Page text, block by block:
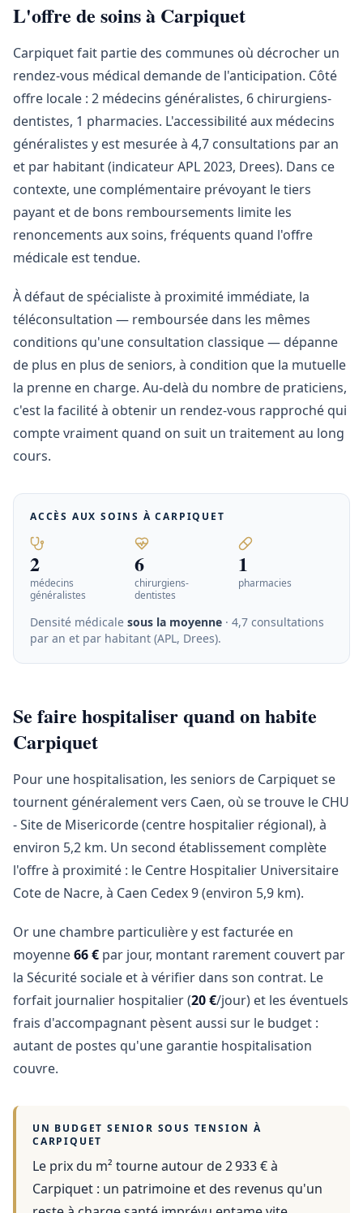
L'offre de soins à Carpiquet
Carpiquet fait partie des communes où décrocher un
rendez-vous médical demande de l'anticipation. Côté
offre locale : 2 médecins généralistes, 6 chirurgiens-
dentistes, 1 pharmacies. L'accessibilité aux médecins
généralistes y est mesurée à 4,7 consultations par an
et par habitant (indicateur APL 2023, Drees). Dans ce
contexte, une complémentaire prévoyant le tiers
payant et de bons remboursements limite les
renoncements aux soins, fréquents quand l'offre
médicale est tendue.
À défaut de spécialiste à proximité immédiate, la
téléconsultation — remboursée dans les mêmes
conditions qu'une consultation classique — dépanne
de plus en plus de seniors, à condition que la mutuelle
la prenne en charge. Au-delà du nombre de praticiens,
c'est la facilité à obtenir un rendez-vous rapproché qui
compte vraiment quand on suit un traitement au long
cours.
ACCÈS AUX SOINS ÀCARPIQUET
2
médecins
généralistes
6
chirurgiens-
dentistes
1
pharmacies
Densité médicale sous la moyenne · 4,7 consultations
par an et par habitant (APL, Drees).
Se faire hospitaliser quand on habite
Carpiquet
Pour une hospitalisation, les seniors de Carpiquet se
tournent généralement vers Caen, où se trouve le CHU
- Site de Misericorde (centre hospitalier régional), à
environ 5,2 km. Un second établissement complète
l'offre à proximité : le Centre Hospitalier Universitaire
Cote de Nacre, à Caen Cedex 9 (environ 5,9 km).
Or une chambre particulière y est facturée en
moyenne66 € par jour, montant rarement couvert par
la Sécurité sociale et à vérifier dans son contrat. Le
forfait journalier hospitalier (20 €/jour) et les éventuels
frais d'accompagnant pèsent aussi sur le budget :
autant de postes qu'une garantie hospitalisation
couvre.
UN BUDGET SENIOR SOUS TENSION À
CARPIQUET
Le prix du m² tourne autour de 2 933 €à
Carpiquet : un patrimoine et des revenus qu'un